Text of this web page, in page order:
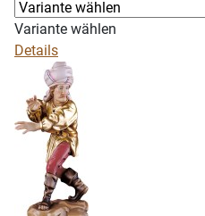
Variante wählen
Details